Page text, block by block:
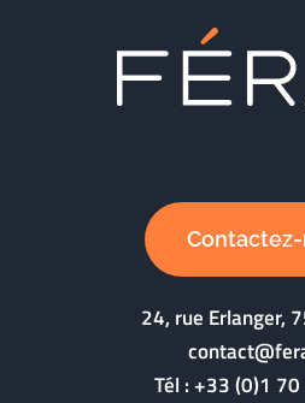
24, rue Erlanger,
Tél :+33 (0)1